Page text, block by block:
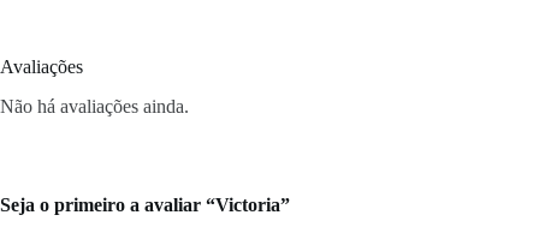
Avaliações
Não há avaliações ainda.
Seja o primeiro a avaliar “Victoria”